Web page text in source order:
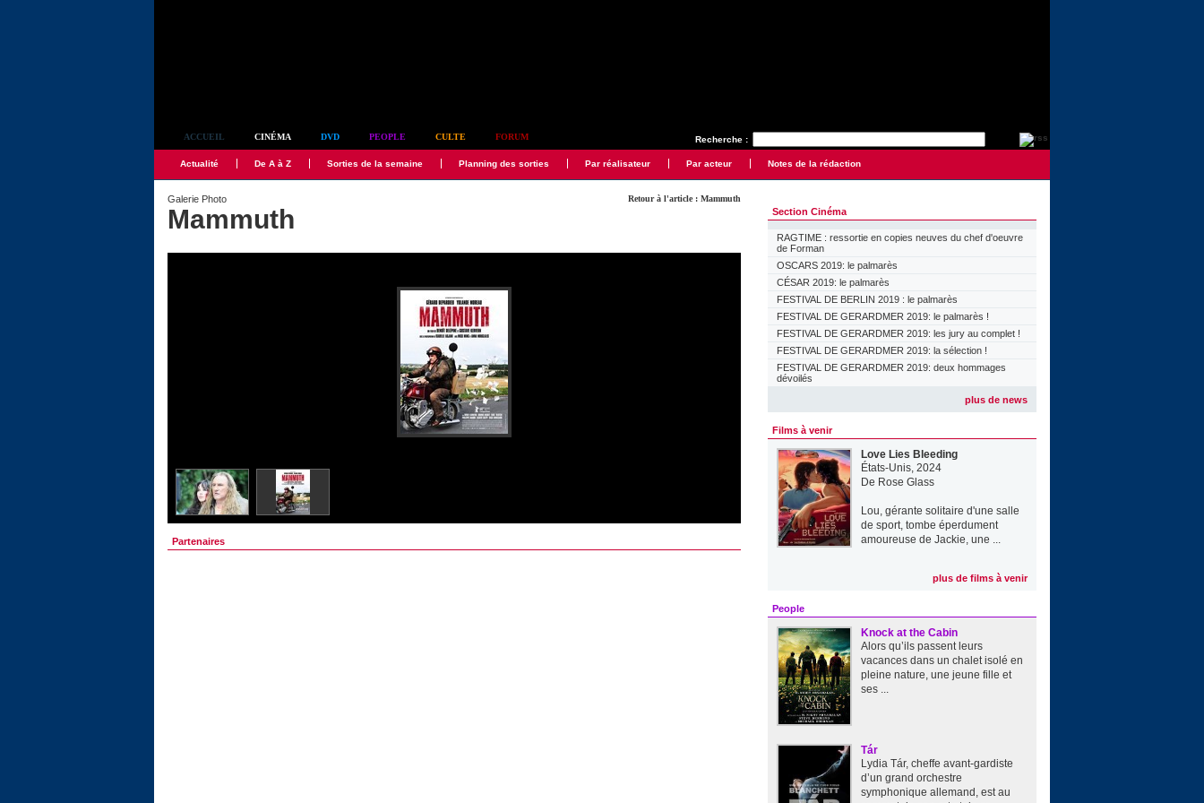
Recherche :
ACCUEIL CINÉMA DVD PEOPLE CULTE FORUM
Actualité De A à Z Sorties de la semaine Planning des sorties Par réalisateur Par acteur Notes de la rédaction
Retour à l'article : Mammuth
Galerie Photo
Mammuth
Partenaires
Section Cinéma
RAGTIME : ressortie en copies neuves du chef d'oeuvre
de Forman
OSCARS 2019: le palmarès
CÉSAR 2019: le palmarès
FESTIVAL DE BERLIN 2019 : le palmarès
FESTIVAL DE GERARDMER 2019: le palmarès !
FESTIVAL DE GERARDMER 2019: les jury au complet !
FESTIVAL DE GERARDMER 2019: la sélection !
FESTIVAL DE GERARDMER 2019: deux hommages
dévoilés
plus de news
Films à venir
Love Lies Bleeding
États-Unis, 2024
De Rose Glass
Lou, gérante solitaire d'une salle
de sport, tombe éperdument
amoureuse de Jackie, une ...
plus de films à venir
People
Knock at the Cabin
Alors qu’ils passent leurs
vacances dans un chalet isolé en
pleine nature, une jeune fille et
ses ...
Tár
Lydia Tár, cheffe avant-gardiste
d’un grand orchestre
symphonique allemand, est au